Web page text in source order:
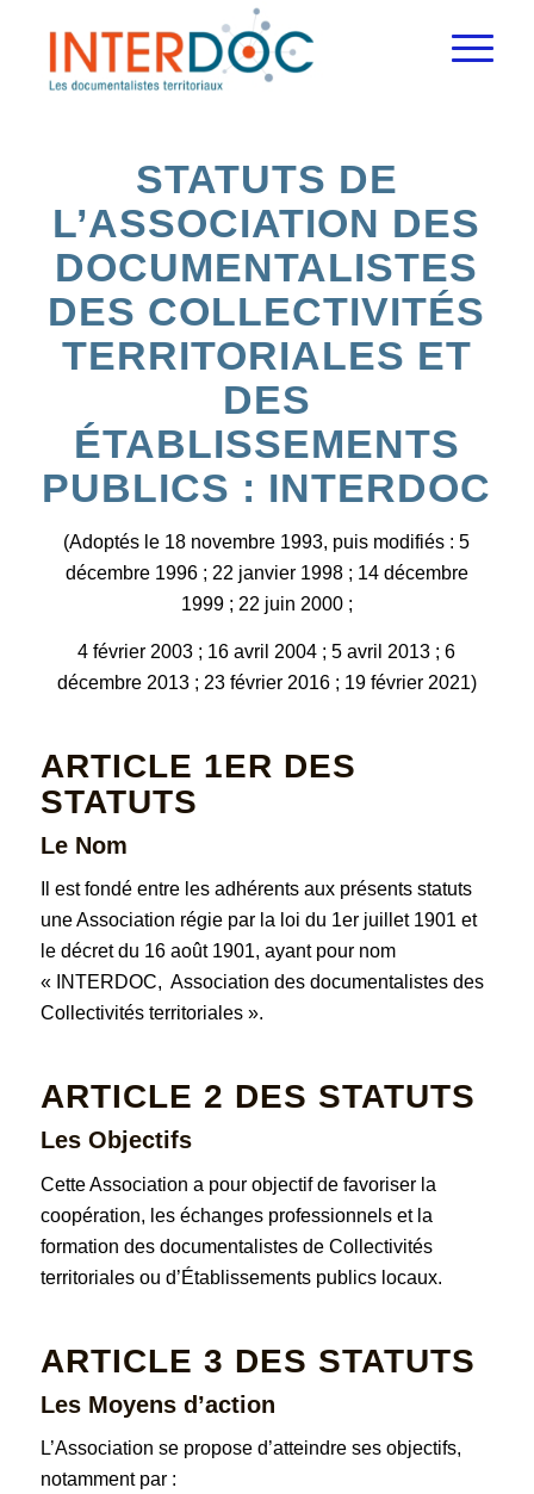
STATUTS DE
L’ASSOCIATION DES
DOCUMENTALISTES
DES COLLECTIVITÉS
TERRITORIALES ET
DES
ÉTABLISSEMENTS
PUBLICS : INTERDOC
(Adoptés le 18 novembre 1993, puis modifiés : 5
décembre 1996 ; 22 janvier 1998 ; 14 décembre
1999 ; 22 juin 2000 ;
4 février 2003 ; 16 avril 2004 ; 5 avril 2013 ; 6
décembre 2013 ; 23 février 2016 ; 19 février 2021)
ARTICLE 1ER DES
STATUTS
Le Nom
Il est fondé entre les adhérents aux présents statuts
une Association régie par la loi du 1er juillet 1901 et
le décret du 16 août 1901, ayant pour nom
« INTERDOC, Association des documentalistes des
Collectivités territoriales ».
ARTICLE 2 DES STATUTS
Les Objectifs
Cette Association a pour objectif de favoriser la
coopération, les échanges professionnels et la
formation des documentalistes de Collectivités
territoriales ou d’Établissements publics locaux.
ARTICLE 3 DES STATUTS
Les Moyens d’action
L’Association se propose d’atteindre ses objectifs,
notamment par :